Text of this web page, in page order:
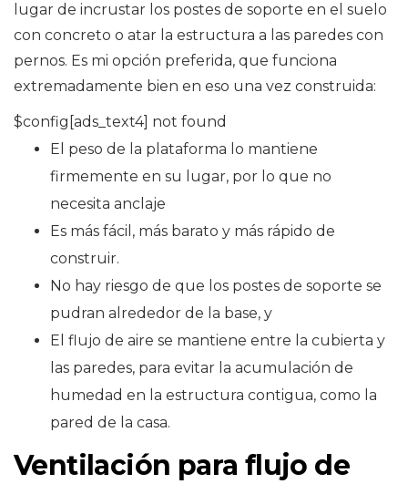
lugar de incrustar los postes de soporte en el suelo
con concreto o atar la estructura a las paredes con
pernos. Es mi opción preferida, que funciona
extremadamente bien en eso una vez construida:
$config[ads_text4] not found
El peso de la plataforma lo mantiene
firmemente en su lugar, por lo que no
necesita anclaje
Es más fácil, más barato y más rápido de
construir.
No hay riesgo de que los postes de soporte se
pudran alrededor de la base, y
El flujo de aire se mantiene entre la cubierta y
las paredes, para evitar la acumulación de
humedad en la estructura contigua, como la
pared de la casa.
Ventilación para flujo de